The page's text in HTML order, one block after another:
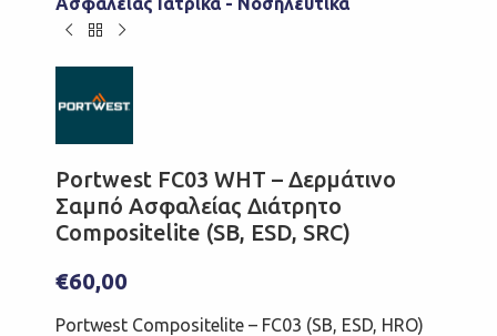
Portwest FC03 WHT – Δερμάτινο
Σαμπό Ασφαλείας Διάτρητο
Compositelite (SB, ESD, SRC)
€60,00
Portwest Compositelite – FC03 (SB, ESD, HRO)